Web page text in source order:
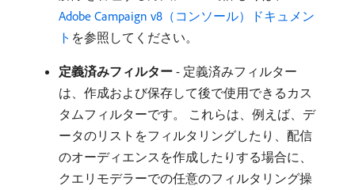
Adobe Campaign v8（コンソール）ドキュメン
ト を参照してください。
定義済みフィルター - 定義済みフィルター
は、作成および保存して後で使用できるカス
タムフィルターです。 これらは、例えば、デ
ータのリストをフィルタリングしたり、配信
のオーディエンスを作成したりする場合に、
クエリモデラーでの任意のフィルタリング操